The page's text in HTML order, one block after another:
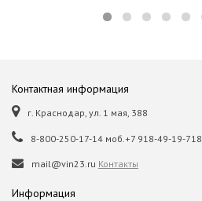
Контактная информация
г. Краснодар, ул. 1 мая, 388
8-800-250-17-14 моб.+7 918-49-19-718
mail@vin23.ru Контакты
Информация